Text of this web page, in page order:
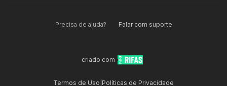
Precisa de ajuda? Falar com suporte
criado com
Termos de Uso Políticas de Privacidade